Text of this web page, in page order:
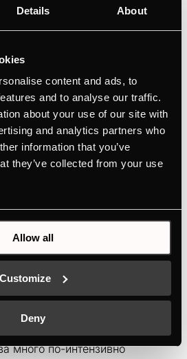
Details About
content and ads, to
and to analyse our traffic.
about your use of our site with
and analytics partners who
information that you’ve
they’ve collected from your use
Allow all
Customize
Deny
с периметрална
снабдени със свалящи се
Дизайнът на нашите
въздушния поток в
много по-интензивно